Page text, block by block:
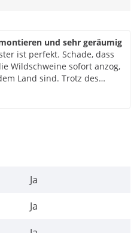
und sehr geräumig
ist perfekt. Schade, dass
Wildschweine sofort anzog,
Land sind. Trotz des
Wildschweine konnten wir
wieder zusammenbauen
Ja
Ja